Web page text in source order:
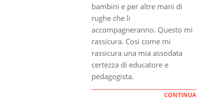
bambini e per altre mani di
rughe che li
accompagneranno. Questo mi
rassicura. Così come mi
rassicura una mia assodata
certezza di educatore e
pedagogista.
CONTINUA